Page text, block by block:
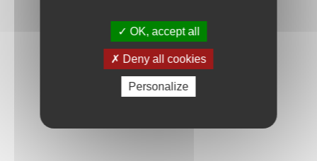
OK, accept all
Deny all cookies
Personalize